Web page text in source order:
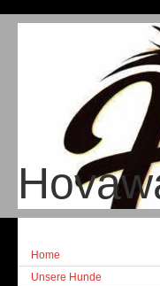
Home
Unsere Hunde